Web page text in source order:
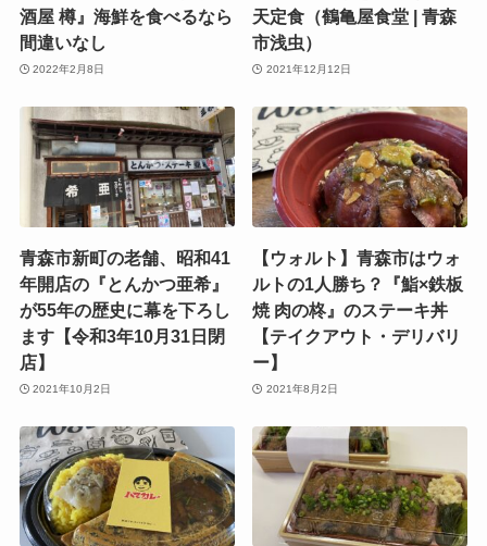
酒屋 樽』海鮮を食べるなら
間違いなし
2022年2月8日
天定食（鶴亀屋食堂 | 青森
市浅虫）
2021年12月12日
青森市新町の老舗、昭和41
年開店の『とんかつ亜希』
が55年の歴史に幕を下ろし
ます【令和3年10月31日閉
店】
2021年10月2日
【ウォルト】青森市はウォ
ルトの1人勝ち？『鮨×鉄板
焼 肉の柊』のステーキ丼
【テイクアウト・デリバリ
ー】
2021年8月2日